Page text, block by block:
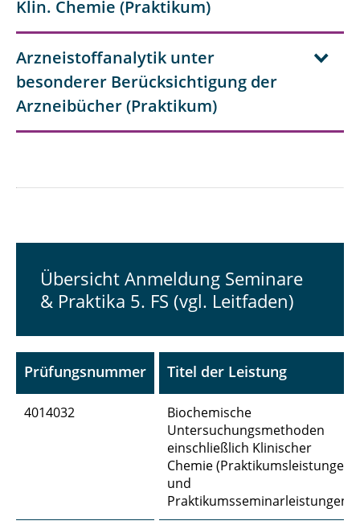
Klin. Chemie (Praktikum)
Arzneistoffanalytik unter
besonderer Berücksichtigung der
Arzneibücher (Praktikum)
Übersicht Anmeldung Seminare
& Praktika 5. FS (vgl. Leitfaden)
Prüfungsnummer Titel der Leistung
4014032
Biochemische
Untersuchungsmethoden
einschließlich Klinischer
Chemie (Praktikumsleistungen
und
Praktikumsseminarleistungen)